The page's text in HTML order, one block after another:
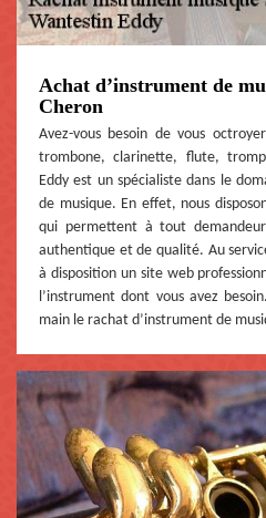
Achat d’instrument de
Cheron
Avez-vous besoin de vous
trombone, clarinette, flute,
Eddy est un spécialiste dans le
de musique. En effet, nous
qui permettent à tout
authentique et de qualité. Au
à disposition un site web
l’instrument dont vous avez
main le rachat d’instrument de